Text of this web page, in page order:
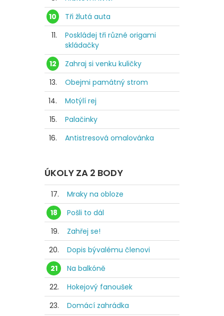
10
Tři žlutá auta
11.
Poskládej tři různé origami
skládačky
12
Zahraj si venku kuličky
13.
Obejmi památný strom
14.
Motýlí rej
15.
Palačinky
16.
Antistresová omalovánka
ÚKOLY ZA 2 BODY
17.
Mraky na obloze
18
Pošli to dál
19.
Zahřej se!
20.
Dopis bývalému členovi
21
Na balkóně
22.
Hokejový fanoušek
23.
Domácí zahrádka